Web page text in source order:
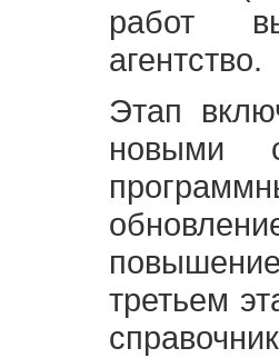
работ
агентство.
Этап
новыми
третьем